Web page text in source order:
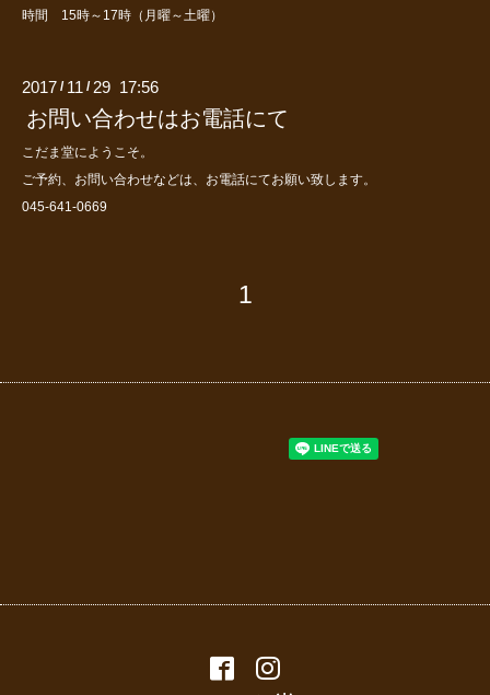
時間 15時～17時（月曜～土曜）
2017 / 11 / 29 17:56
お問い合わせはお電話にて
こだま堂にようこそ。
ご予約、お問い合わせなどは、お電話にてお願い致します。
045-641-0669
1